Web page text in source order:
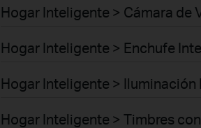
Hogar Inteligente > Cámara de
Hogar Inteligente > Enchufe
Hogar Inteligente >
Hogar Inteligente > Timbres